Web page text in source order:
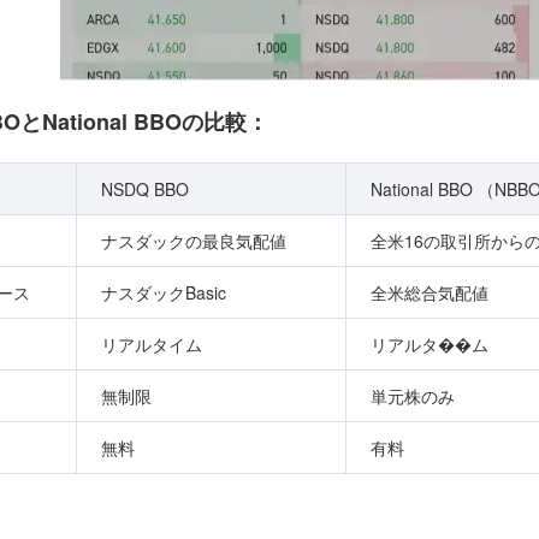
とNational BBOの比較：
NSDQ BBO National BBO （NBBO
ナスダックの最良気配値 全米16の取引所から
ス ナスダックBasic 全米総合気配値
リアルタイム リアルタ��ム
無制限 単元株のみ
無料 有料